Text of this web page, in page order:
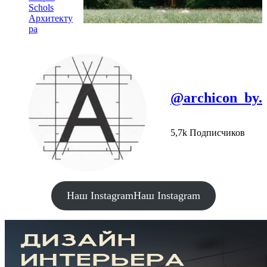
Schols
Архитекту
ра
@archicon_by.
5,7k Подписчиков
Наш InstagramНаш Instagram